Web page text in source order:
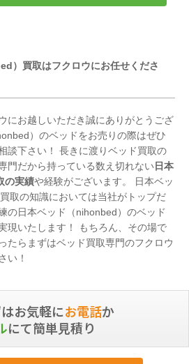
）買取はフクロウにお任せくださ
にお越しいただき誠にありがとうござ
）のベッドをお売りの際はぜひ
談下さい！ 長きに渡りベッド買取の
門だから持っている数え切れない 日本
の実績や経験がございます。 日本ベッ
取の知識においては当社がトップだ
の日本ベッド（nihonbed）のベッド
現いたします！ もちろん、その場で
たらまずはベッド買取専門のフクロウ
い！
お気軽にお電話か
にて簡単見積り